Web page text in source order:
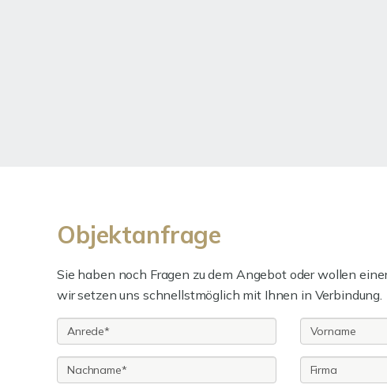
Objektanfrage
Sie haben noch Fragen zu dem Angebot oder wollen
wir setzen uns schnellstmöglich mit Ihnen in Verbindung.